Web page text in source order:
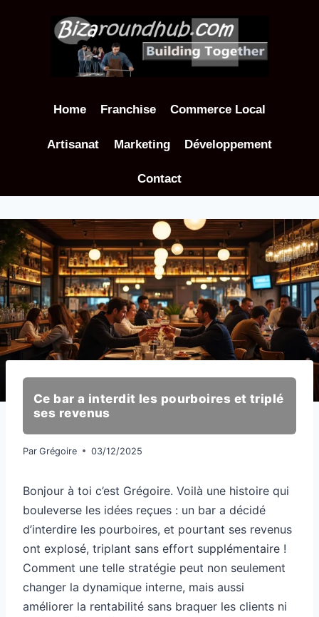
Home Franchise Commerce Local
Artisanat Marketing Développement
Contact
Ce bar a interdit les pourboires et triplé
ses revenus
Par Grégoire 03/12/2025
Bonjour à toi c’est Grégoire. Voilà une histoire qui
bouleverse les idées reçues : un bar a décidé
d’interdire les pourboires, et pourtant ses revenus
ont explosé, triplant sans effort supplémentaire !
Comment une telle stratégie peut non seulement
changer la dynamique interne, mais aussi
améliorer la rentabilité sans braquer les clients ni